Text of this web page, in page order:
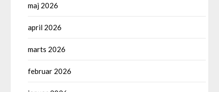
maj 2026
april 2026
marts 2026
februar 2026